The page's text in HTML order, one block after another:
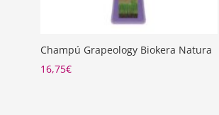
Champú Grapeology Biokera Natura
16,75€